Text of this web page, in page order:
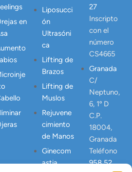
en
Liposucci
ón
Ultrasóni
ca
Lifting de
Brazos
Lifting de
Muslos
Rejuvene
cimiento
de Manos
Ginecom
astia
27
Inscripto
con el
número
CS4665
Granada
C/
Neptuno,
6, 1º D
C.P.
18004,
Granada
Teléfono
958 52